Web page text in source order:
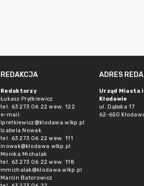
REDAKCJA
Redaktorzy
Łukasz Prętkiewicz
tel. 63 273 06 22 wew. 122
e-mail:
lpretkiewicz@klodawa.wlkp.pl
Izabela Nowak
tel. 63 273 06 22 wew. 111
inowak@klodawa.wlkp.pl
Monika Michalak
tel. 63 273 06 22 wew. 118
mmichalak@klodawa.wlkp.pl
Marcin Batorowicz
ADRES
Urząd Miasta i
Kłodawie
ul. Dąbska 17
62-650